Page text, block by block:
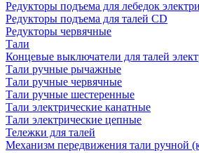
Редукторы подъема для лебедок
Редукторы подъема для талей CD
Редукторы червячные
Тали
Концевые выключатели для талей
Тали ручные рычажные
Тали ручные червячные
Тали ручные шестеренные
Тали электрические канатные
Тали электрические цепные
Тележки для талей
Механизм передвижения тали ручной